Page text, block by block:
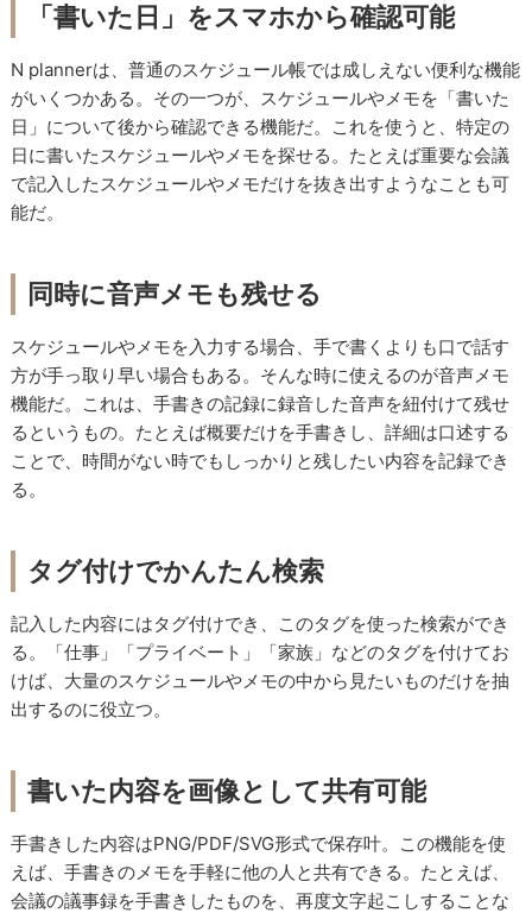
「書いた日」をスマホから確認可能
N plannerは、普通のスケジュール帳では成しえない便利な機能
がいくつかある。その一つが、スケジュールやメモを「書いた
日」について後から確認できる機能だ。これを使うと、特定の
日に書いたスケジュールやメモを探せる。たとえば重要な会議
で記入したスケジュールやメモだけを抜き出すようなことも可
能だ。
同時に音声メモも残せる
スケジュールやメモを入力する場合、手で書くよりも口で話す
方が手っ取り早い場合もある。そんな時に使えるのが音声メモ
機能だ。これは、手書きの記録に録音した音声を紐付けて残せ
るというもの。たとえば概要だけを手書きし、詳細は口述する
ことで、時間がない時でもしっかりと残したい内容を記録でき
る。
タグ付けでかんたん検索
記入した内容にはタグ付けでき、このタグを使った検索ができ
る。「仕事」「プライベート」「家族」などのタグを付けてお
けば、大量のスケジュールやメモの中から見たいものだけを抽
出するのに役立つ。
書いた内容を画像として共有可能
手書きした内容はPNG/PDF/SVG形式で保存叶。この機能を使
えば、手書きのメモを手軽に他の人と共有できる。たとえば、
会議の議事録を手書きしたものを、再度文字起こしすることな